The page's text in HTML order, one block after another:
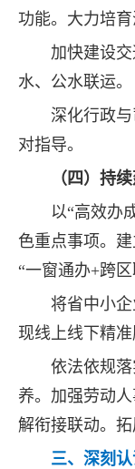
功能。大力培
加快建设
水、公水联运。
深化行政
对指导。
（四）持
以“高效办
色重点事项。
“一窗通办+跨
将省中小
现线上线下精
依法依规
养。加强劳动
解衔接联动。拓
三、深刻